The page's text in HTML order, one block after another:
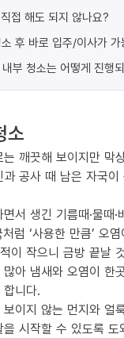
접 해도 되지 않나요?
후 바로 입주/이사가 가
부 청소는 어떻게 진행
소
깨끗해 보이지만 막
공사 때 남은 자국
서 생긴 기름때·물때·
럼 ‘사용한 만큼’ 오
이 작으니 금방 끝날
아 냄새와 오염이 한
니다.
이지 않는 먼지와 얼
시작할 수 있도록 도